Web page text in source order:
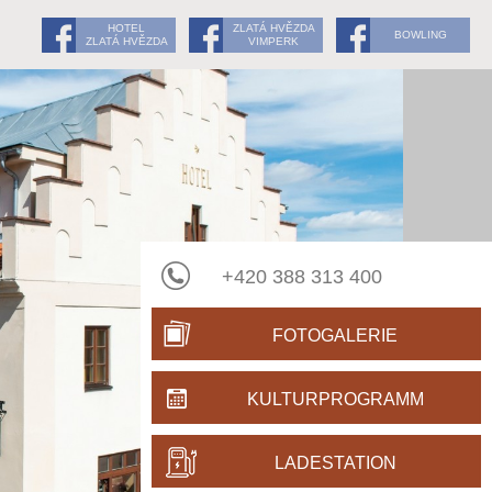
HOTEL
ZLATÁ HVĚZDA
ZLATÁ HVĚZDA
VIMPERK
BOWLING
+420 388 313 400
FOTOGALERIE
KULTURPROGRAMM
LADESTATION